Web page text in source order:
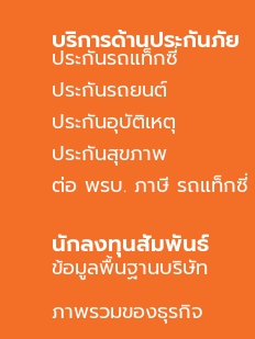
บริการด้านประกันภัย
ประกันรถแท็กซี่
ประกันรถยนต์
ประกันอุบัติเหตุ
ประกันสุขภาพ
ต่อ พรบ. ภาษี รถแท็กซี่
นักลงทุนสัมพันธ์
ข้อมูลพื้นฐานบริษัท
ภาพรวมของธุรกิจ